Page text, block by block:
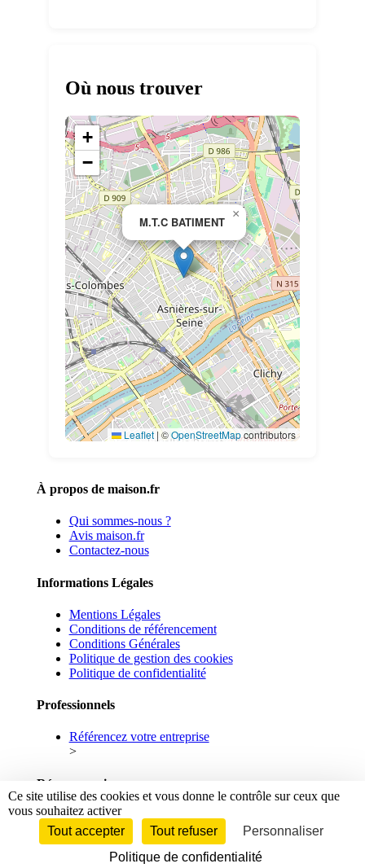
Où nous trouver
M.T.C BATIMENT
×
+
−
Leaflet |©OpenStreetMapcontributors
À propos de maison.fr
Qui sommes-nous ?
Avis maison.fr
Contactez-nous
Informations Légales
Mentions Légales
Conditions de référencement
Conditions Générales
Politique de gestion des cookies
Politique de confidentialité
Professionnels
Référencez votre entreprise
>
Réseaux sociaux
Facebook
Linkedin
© 2026 maison.fr - Tous droits réservés.
Ce site utilise des cookies et vous donne le contrôle sur ceux que
vous souhaitez activer
Tout accepter
Tout refuser
Personnaliser
Politique de confidentialité